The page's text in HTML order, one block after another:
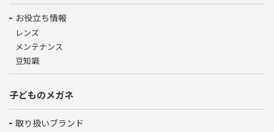
お役立ち情報
レンズ
メンテナンス
豆知識
子どものメガネ
取り扱いブランド